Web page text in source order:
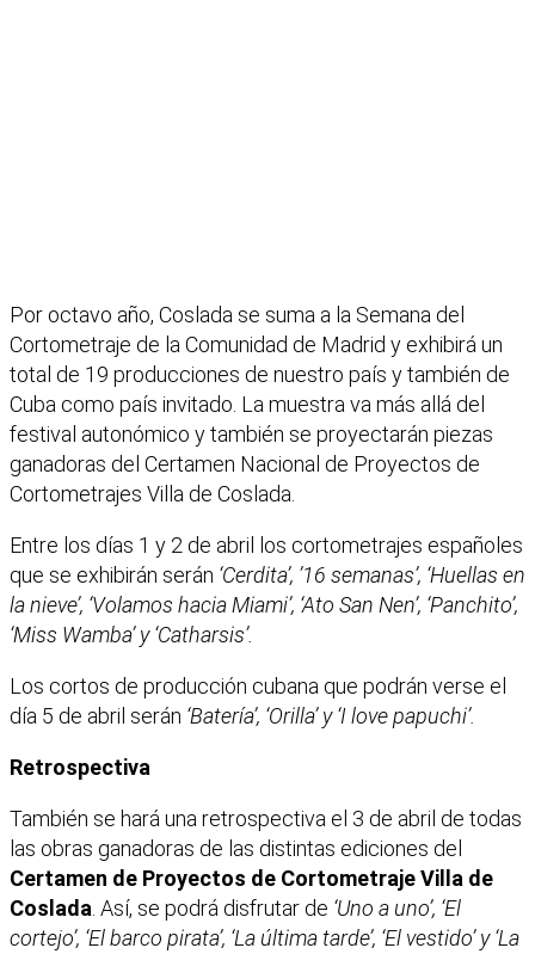
Por octavo año, Coslada se suma a la Semana del
Cortometraje de la Comunidad de Madrid y exhibirá un
total de 19 producciones de nuestro país y también de
Cuba como país invitado. La muestra va más allá del
festival autonómico y también se proyectarán piezas
ganadoras del Certamen Nacional de Proyectos de
Cortometrajes Villa de Coslada.
Entre los días 1 y 2 de abril los cortometrajes españoles
que se exhibirán serán ‘Cerdita’, ’16 semanas’, ‘Huellas en
la nieve’, ‘Volamos hacia Miami’, ‘Ato San Nen’, ‘Panchito’,
‘Miss Wamba’ y ‘Catharsis’.
Los cortos de producción cubana que podrán verse el
día 5 de abril serán ‘Batería’, ‘Orilla’ y ‘I love papuchi’.
Retrospectiva
También se hará una retrospectiva el 3 de abril de todas
las obras ganadoras de las distintas ediciones del
Certamen de Proyectos de Cortometraje Villa de
Coslada. Así, se podrá disfrutar de ‘Uno a uno’, ‘El
cortejo’, ‘El barco pirata’, ‘La última tarde’, ‘El vestido’ y ‘La